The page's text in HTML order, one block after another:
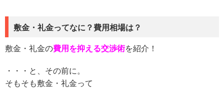
敷金・礼金ってなに？費用相場は？
敷金・礼金の費用を抑える交渉術を紹介！
・・・と、その前に。
そもそも敷金・礼金って